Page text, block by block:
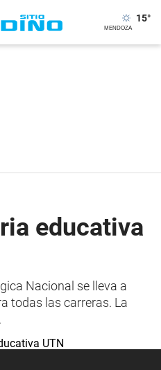
15°
educativa
Nacional se lleva a
todas las carreras. La